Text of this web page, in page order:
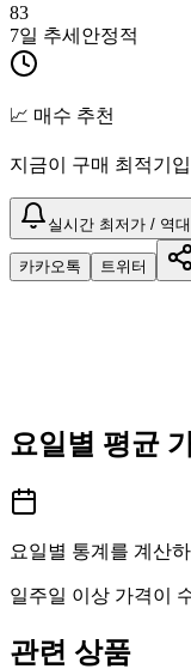
83
7일 추세 안정적
📈 매수 추천
지금이 구매 최적기
실시간 최저가 / 역
카카오톡 트위터
요일별 평균
요일별 통계를 계산
일주일 이상 가격이
관련 상품